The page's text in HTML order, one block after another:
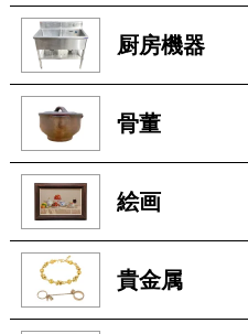
厨房機器
骨董
絵画
貴金属